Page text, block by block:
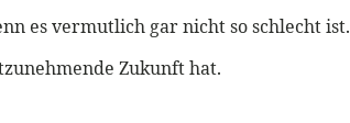
es vermutlich gar nicht so schlecht ist.
Zukunft hat.